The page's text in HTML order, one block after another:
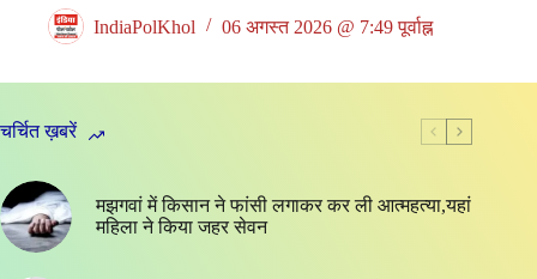
IndiaPolKhol 06 अगस्त 2026 @ 7:49 पूर्वाह्न
चर्चित ख़बरें
मझगवां में किसान ने फांसी लगाकर कर ली आत्महत्या,यहां
महिला ने किया जहर सेवन